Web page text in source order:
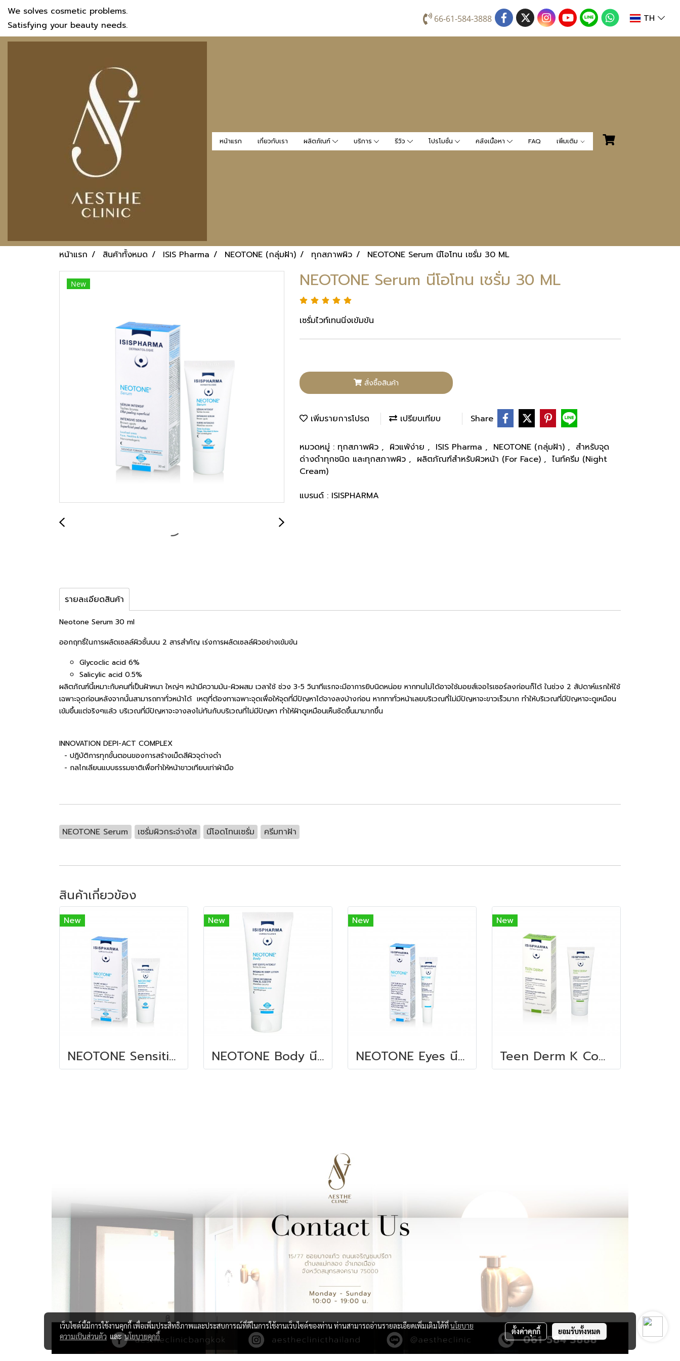
We solves cosmetic problems.
Satisfying your beauty needs.
66-61-584-3888 TH
หน้าแรก เกี่ยวกับเรา ผลิตภัณฑ์ บริการ รีวิว โปรโมชั่น คลังเนื้อหา FAQ เพิ่มเติม
หน้าแรก สินค้าทั้งหมด ISIS Pharma NEOTONE (กลุ่มฝ้า) ทุกสภาพผิว NEOTONE Serum นีโอโทน เซรั่ม 30 ML
New NEOTONE Serum นีโอโทน เซรั่ม 30 ML
เซรั่มไวท์เทนนิ่งเข้มข้น
สั่งซื้อสินค้า
เพิ่มรายการโปรด เปรียบเทียบ Share
หมวดหมู่ : ทุกสภาพผิว , ผิวแพ้ง่าย , ISIS Pharma , NEOTONE (กลุ่มฝ้า) , สำหรับจุด
ด่างดำทุกชนิด และทุกสภาพผิว , ผลิตภัณฑ์สำหรับผิวหน้า (For Face) , ไนท์ครีม (Night
Cream)
แบรนด์ : ISISPHARMA
รายละเอียดสินค้า
Neotone Serum 30 ml
ออกฤทธิ์ในการผลัดเซลล์ผิวชั้นบน 2 สารสำคัญ เร่งการผลัดเซลล์ผิวอย่างเข้มข้น
Glycoclic acid 6%
Salicylic acid 0.5%
ผลิตภัณฑ์นี้เหมาะกับคนที่เป็นฝ้าหนา ใหญ่ๆ หน้ามีความมัน-ผิวผสม เวลาใช้ ช่วง 3-5 วินาทีแรกจะมีอาการยิบนิดหน่อย หากทนไม่ได้อาจใช้มอยส์เจอไรเซอร์ลงก่อนก็ได้ ในช่วง 2 สัปดาห์แรกให้ใช้
เฉพาะจุดก่อนหลังจากนั้นสามารถทาทั่วหน้าได้ เหตุที่ต้องทาเฉพาะจุดเพื่อให้จุดที่มีปัญหาได้จางลงบ้างก่อน หากทาทั่วหน้าเลยบริเวณที่ไม่มีปัญหาจะขาวเร็วมาก ทำให้บริเวณที่มีปัญหาจะดูเหมือน
เข้มขึ้นแต่จริงๆแล้ว บริเวณที่มีปัญหาจะจางลงไม่ทันกับบริเวณที่ไม่มีปัญหา ทำให้ฝ้าดูเหมือนเห็นชัดขึ้นมามากขึ้น
INNOVATION DEPI-ACT COMPLEX
- ปฎิบัติการทุกขั้นตอนของการสร้างเม็ดสีผิวจุด่างดำ
- กลไกเลียนแบบธรรมชาติเพื่อทำให้หน้าขาวเทียบเท่าฝ่ามือ
NEOTONE Serum เซรั่มผิวกระจ่างใส นีโอดโทนเซรั่ม ครีมทาฝ้า
สินค้าเกี่ยวข้อง
New
NEOTONE Sensitive นีโอโทน เซนซิทีฟ 30 ML
New
NEOTONE Body นีโอโทน บอดี้ 100 ML
New
NEOTONE Eyes นีโอโทน อายส์ 15 ML
New
Teen Derm K Concentrate
เว็บไซต์นี้มีการใช้งานคุกกี้ เพื่อเพิ่มประสิทธิภาพและประสบการณ์ที่ดีในการใช้งานเว็บไซต์ของท่าน ท่านสามารถอ่านรายละเอียดเพิ่มเติมได้ที่นโยบาย
ความเป็นส่วนตัว และนโยบายคุกกี้
ตั้งค่าคุกกี้ ยอมรับทั้งหมด